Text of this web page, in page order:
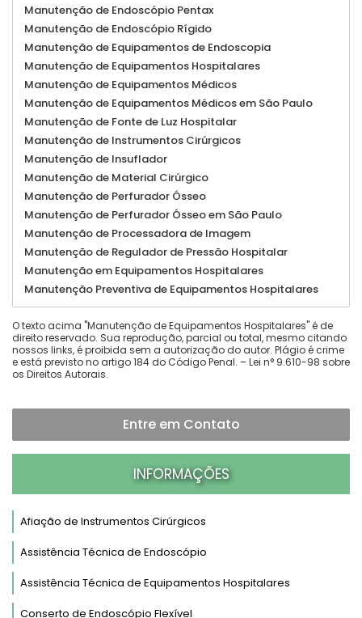
Manutenção de Endoscópio Pentax
Manutenção de Endoscópio Rígido
Manutenção de Equipamentos de Endoscopia
Manutenção de Equipamentos Hospitalares
Manutenção de Equipamentos Médicos
Manutenção de Equipamentos Médicos em São Paulo
Manutenção de Fonte de Luz Hospitalar
Manutenção de Instrumentos Cirúrgicos
Manutenção de Insuflador
Manutenção de Material Cirúrgico
Manutenção de Perfurador Ósseo
Manutenção de Perfurador Ósseo em São Paulo
Manutenção de Processadora de Imagem
Manutenção de Regulador de Pressão Hospitalar
Manutenção em Equipamentos Hospitalares
Manutenção Preventiva de Equipamentos Hospitalares
O texto acima "Manutenção de Equipamentos Hospitalares" é de
direito reservado. Sua reprodução, parcial ou total, mesmo citando
nossos links, é proibida sem a autorização do autor. Plágio é crime
e está previsto no artigo 184 do Código Penal. –Lei n° 9.610-98 sobre
os Direitos Autorais.
Entre em Contato
INFORMAÇÕES
Afiação de Instrumentos Cirúrgicos
Assistência Técnica de Endoscópio
Assistência Técnica de Equipamentos Hospitalares
Conserto de Endoscópio Flexível